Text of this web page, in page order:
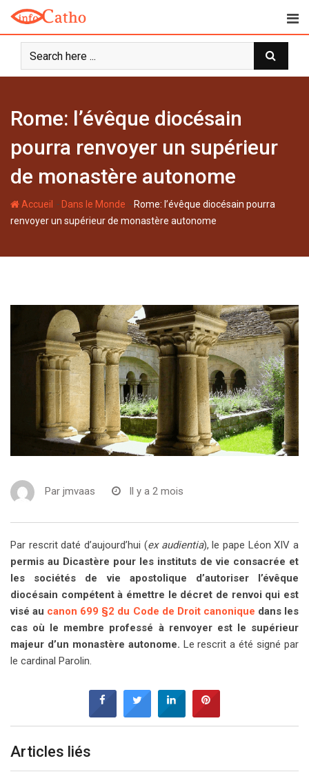
t
Rome: l’évêque diocésain
pourra renvoyer un supérieur
de monastère autonome
Accueil - Dans le Monde - Rome: l’évêque diocésain pourra
renvoyer un supérieur de monastère autonome
Par jmvaas Il y a 2 mois
Par rescrit daté d’aujourd’hui (ex audientia), le pape Léon XIV a
permis au Dicastère pour les instituts de vie consacrée et
les sociétés de vie apostolique d’autoriser l’évêque
diocésain compétent à émettre le décret de renvoi qui est
visé au canon 699 §2 du Code de Droit canonique dans les
cas où le membre professé à renvoyer est le supérieur
majeur d’un monastère autonome. Le rescrit a été signé par
le cardinal Parolin.
Articles liés